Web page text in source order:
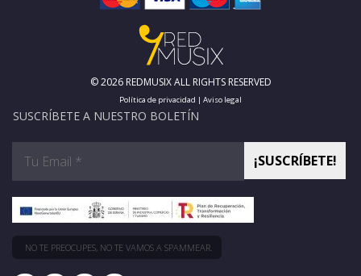
© 2026 REDMUSIX ALL RIGHTS RESERVED
Política de privacidad | Aviso legal
SUSCRÍBETE A NUESTRO BOLETÍN
NO TE PREOCUPES, NO TE VAMOS A SPAMMEAR.